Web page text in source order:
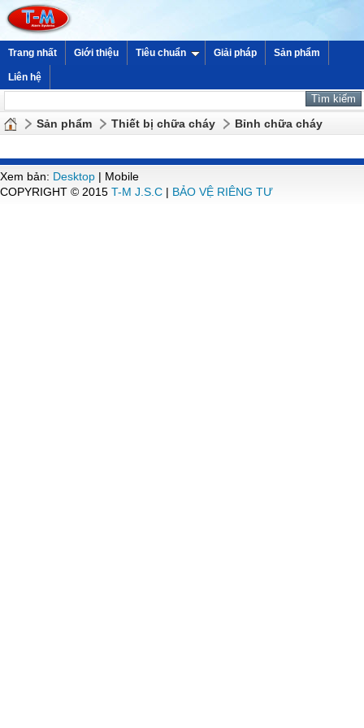
Trang nhất Giới thiệu Tiêu chuẩn Giải pháp Sản phẩm
Liên hệ
Sản phẩm Thiết bị chữa cháy Bỉnh chữa cháy
Xem bản: Desktop | Mobile
COPYRIGHT © 2015 T-M J.S.C | BẢO VỆ RIÊNG TƯ